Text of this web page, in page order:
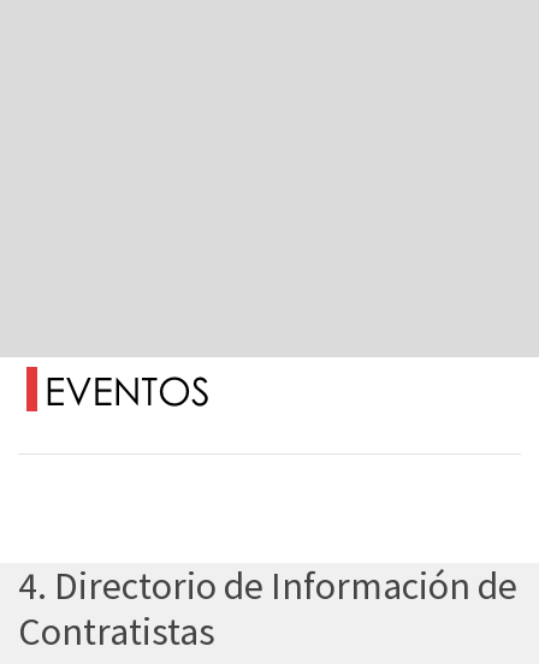
4. Directorio de Información de
Contratistas